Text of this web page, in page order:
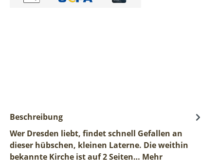
Beschreibung
Wer Dresden liebt, findet schnell Gefallen an
dieser hübschen, kleinen Laterne. Die weithin
bekannte Kirche ist auf 2 Seiten… Mehr